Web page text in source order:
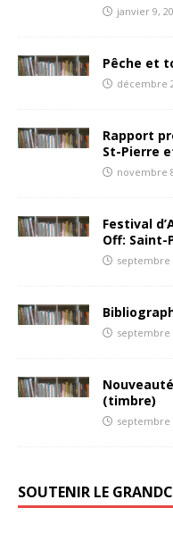
janvier 9,
Pêche et
décembre
Rapport
St-Pierre
novembre
Festival
Off:
septembre
septembre
(timbre)
septembre
SOUTENIR LE